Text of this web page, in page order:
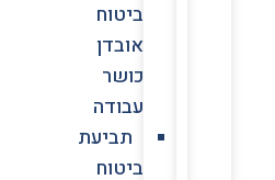
ביטוח
אובדן
כושר
עבודה
תביעת
ביטוח